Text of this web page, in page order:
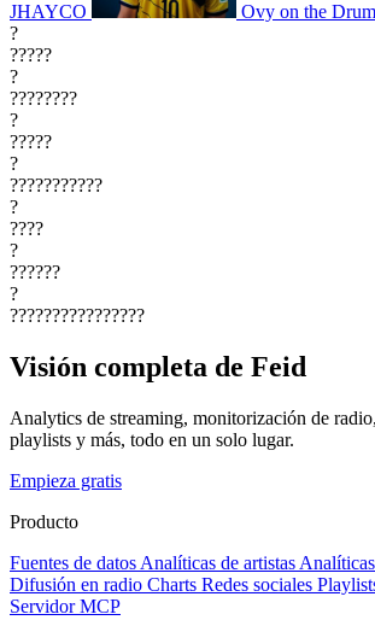
JHAYCO
Ovy on the
?
?????
?
????????
?
?????
?
???????????
?
????
?
??????
?
????????????????
Visión completa de Feid
Analytics de streaming, monitorización de
playlists y más, todo en un solo lugar.
Empieza gratis
Producto
Fuentes de datos Analíticas de artistas
Difusión en radio Charts Redes sociales
Servidor MCP